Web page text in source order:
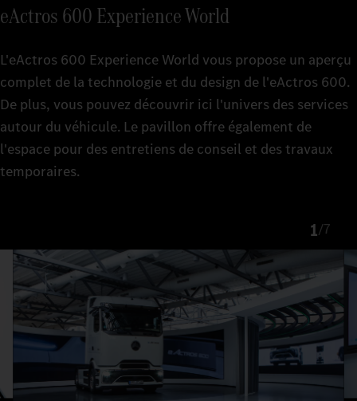
eActros 600 Experience World
L'eActros 600 Experience World vous propose un aperçu
complet de la technologie et du design de l'eActros 600.
De plus, vous pouvez découvrir ici l'univers des services
autour du véhicule. Le pavillon offre également de
l'espace pour des entretiens de conseil et des travaux
temporaires.
1/7